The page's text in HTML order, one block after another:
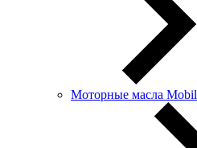
Моторные масла Mobil